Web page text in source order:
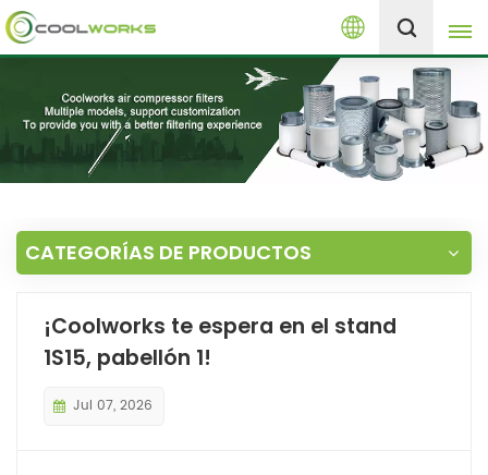
Español
English
español
العربية
русский
Melayu
+8613525046291
CATEGORÍAS DE PRODUCTOS
¡Coolworks te espera en el stand
1S15, pabellón 1!
Jul 07, 2026